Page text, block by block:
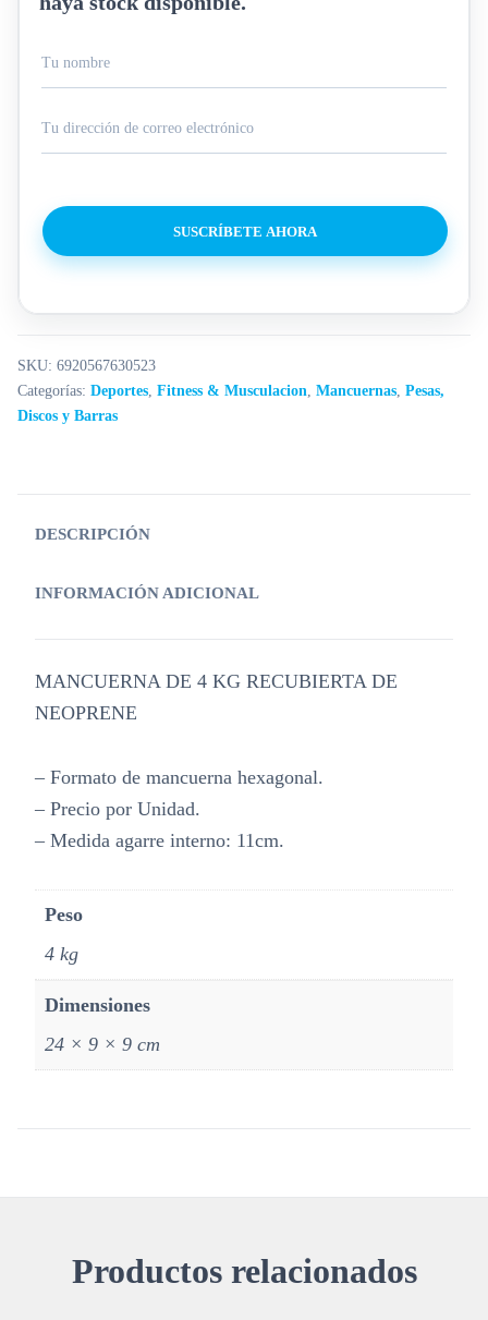
SUSCRÍBETE AHORA
SKU: 6920567630523
Categorías: Deportes, Fitness & Musculacion, Mancuernas, Pesas,
Discos y Barras
DESCRIPCIÓN
INFORMACIÓN ADICIONAL
MANCUERNA DE 4 KG RECUBIERTA DE
NEOPRENE
– Formato de mancuerna hexagonal.
– Precio por Unidad.
– Medida agarre interno: 11cm.
Peso
4 kg
Dimensiones
24 × 9 × 9 cm
Productos relacionados